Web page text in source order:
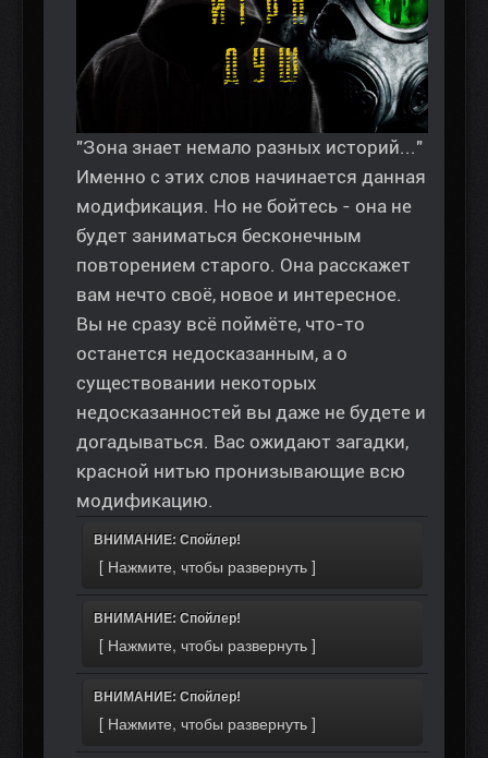
"Зона знает немало разных историй..."
Именно с этих слов начинается данная
модификация. Но не бойтесь - она не
будет заниматься бесконечным
повторением старого. Она расскажет
вам нечто своё, новое и интересное.
Вы не сразу всё поймёте, что-то
останется недосказанным, а о
существовании некоторых
недосказанностей вы даже не будете и
догадываться. Вас ожидают загадки,
красной нитью пронизывающие всю
модификацию.
ВНИМАНИЕ: Спойлер!
ВНИМАНИЕ: Спойлер!
ВНИМАНИЕ: Спойлер!